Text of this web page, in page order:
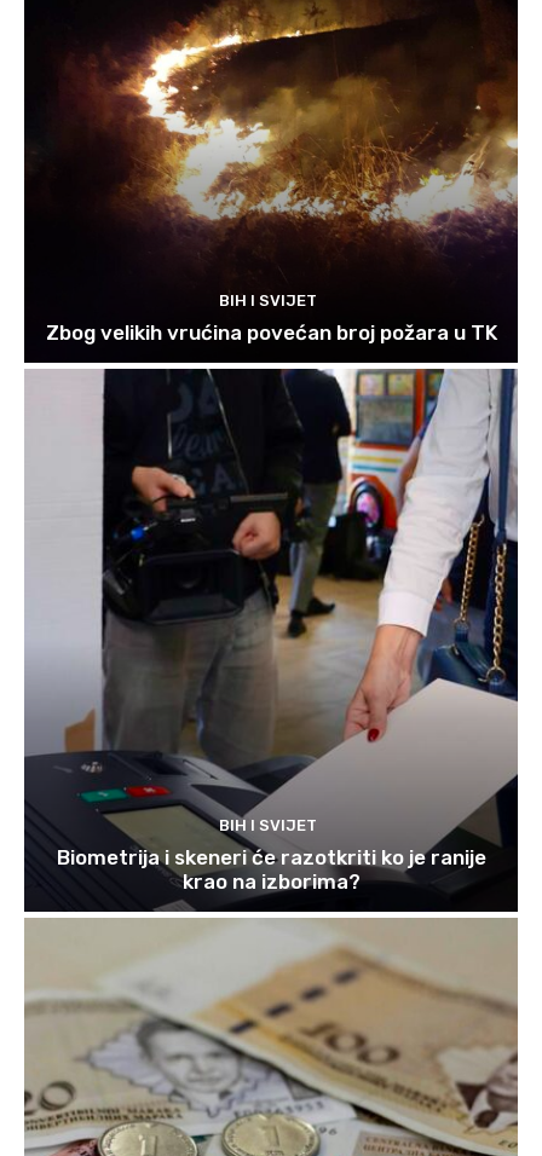
BIH I SVIJET
Zbog velikih vrućina povećan broj požara u TK
BIH I SVIJET
Biometrija i skeneri će razotkriti ko je ranije
krao na izborima?